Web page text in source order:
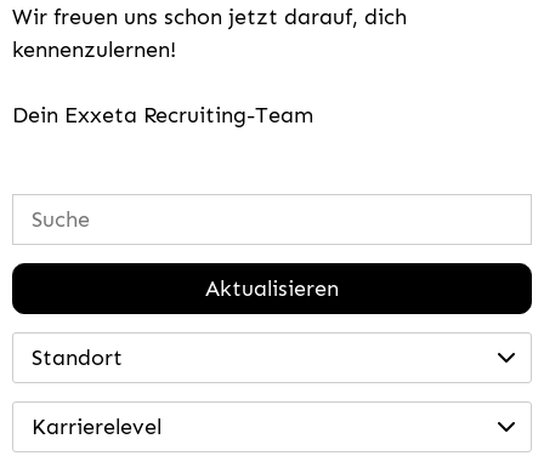
Wir freuen uns schon jetzt darauf, dich
kennenzulernen!
Dein Exxeta Recruiting-Team
Aktualisieren
Standort
Karrierelevel